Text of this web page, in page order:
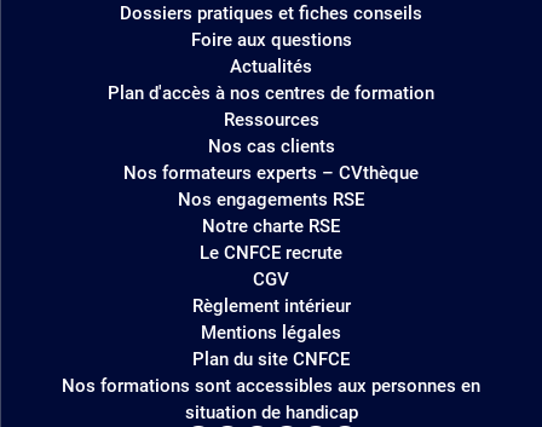
Dossiers pratiques et fiches conseils
Foire aux questions
Actualités
Plan d'accès à nos centres de formation
Ressources
Nos cas clients
Nos formateurs experts – CVthèque
Nos engagements RSE
Notre charte RSE
Le CNFCE recrute
CGV
Règlement intérieur
Mentions légales
Plan du site CNFCE
Nos formations sont accessibles aux personnes en
situation de handicap